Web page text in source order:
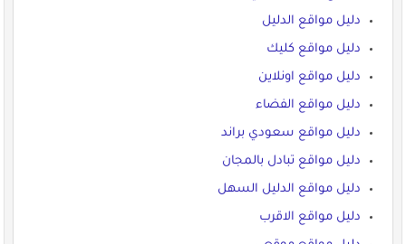
دليل مواقع الدليل
دليل مواقع كليك
دليل مواقع اونلاين
دليل مواقع الفضاء
دليل مواقع سعودي براند
دليل مواقع تبادل بالمجان
دليل مواقع الدليل السهل
دليل مواقع الاقرب